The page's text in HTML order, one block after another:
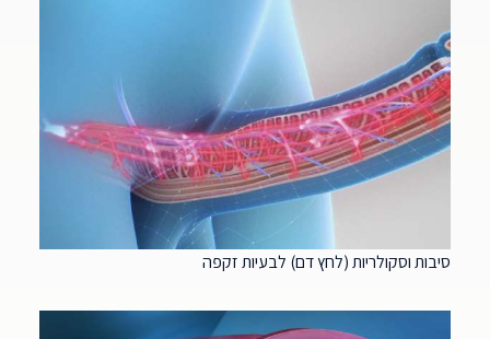
סיבות וסקולריות (לחץ דם) לבעיות זקפה